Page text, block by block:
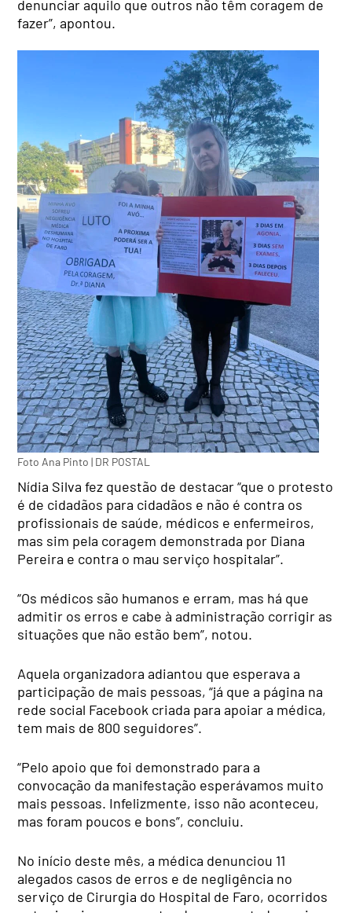
denunciar aquilo que outros não têm coragem de
fazer”, apontou.
Foto Ana Pinto | DR POSTAL
Nídia Silva fez questão de destacar “que o protesto
é de cidadãos para cidadãos e não é contra os
profissionais de saúde, médicos e enfermeiros,
mas sim pela coragem demonstrada por Diana
Pereira e contra o mau serviço hospitalar”.
“Os médicos são humanos e erram, mas há que
admitir os erros e cabe à administração corrigir as
situações que não estão bem”, notou.
Aquela organizadora adiantou que esperava a
participação de mais pessoas, “já que a página na
rede social Facebook criada para apoiar a médica,
tem mais de 800 seguidores”.
“Pelo apoio que foi demonstrado para a
convocação da manifestação esperávamos muito
mais pessoas. Infelizmente, isso não aconteceu,
mas foram poucos e bons”, concluiu.
No início deste mês, a médica denunciou 11
alegados casos de erros e de negligência no
serviço de Cirurgia do Hospital de Faro, ocorridos